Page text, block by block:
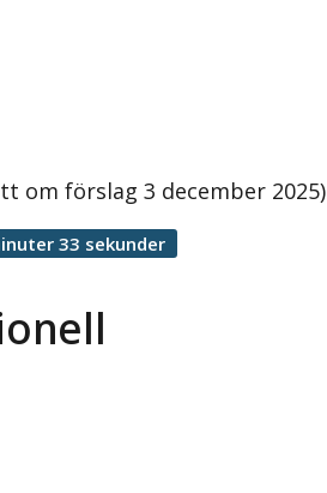
om förslag 3 december 2025)
33 sekunder